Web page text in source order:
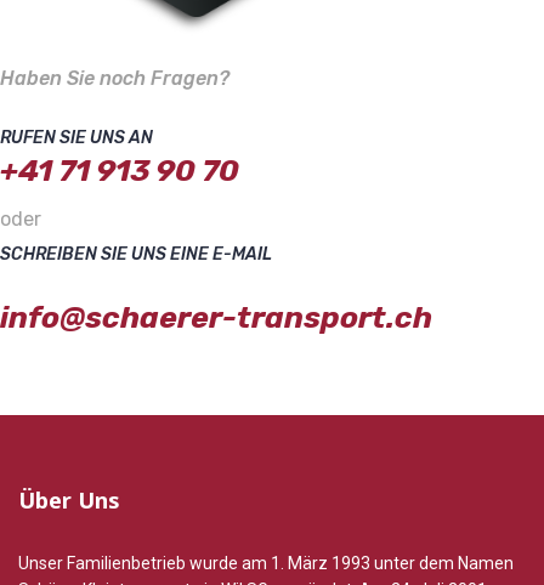
Haben Sie noch Fragen?
RUFEN SIE UNS AN
+41 71 913 90 70
oder
SCHREIBEN SIE UNS EINE E-MAIL
info@schaerer-transport.ch
Über Uns
Unser Familienbetrieb wurde am 1. März 1993 unter dem Namen